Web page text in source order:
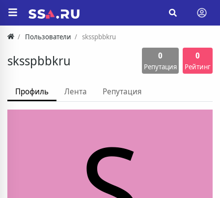
Пользователи sksspbbkru
sksspbbkru 0
Репутация
0
Рейтинг
Профиль Лента Репутация